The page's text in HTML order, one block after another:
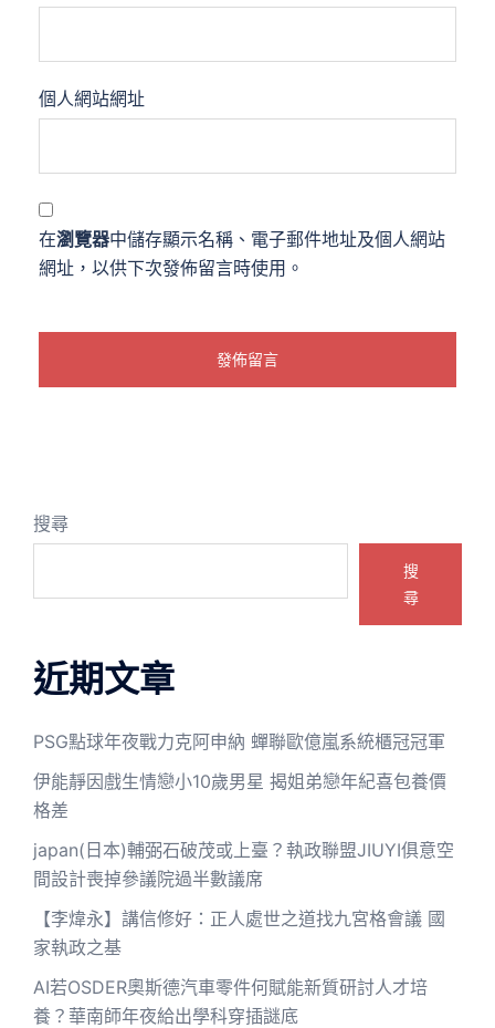
個人網站網址
在瀏覽器中儲存顯示名稱、電子郵件地址及個人網站
網址，以供下次發佈留言時使用。
搜尋
搜
尋
近期文章
PSG點球年夜戰力克阿申納 蟬聯歐億嵐系統櫃冠冠軍
伊能靜因戲生情戀小10歲男星 揭姐弟戀年紀喜包養價
格差
japan(日本)輔弼石破茂或上臺？執政聯盟JIUYI俱意空
間設計喪掉參議院過半數議席
【李煒永】講信修好：正人處世之道找九宮格會議 國
家執政之基
AI若OSDER奧斯德汽車零件何賦能新質研討人才培
養？華南師年夜給出學科穿插謎底